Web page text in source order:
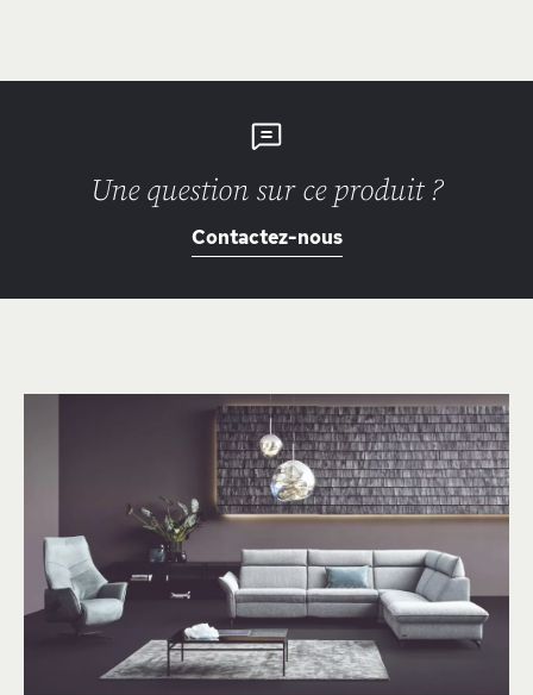
Une question sur ce produit ?
Contactez-nous